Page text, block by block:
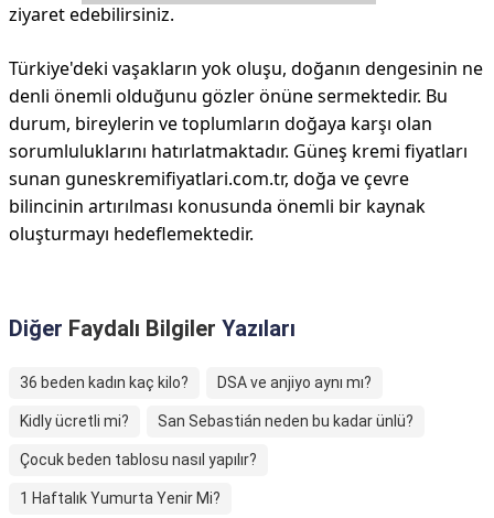
ziyaret edebilirsiniz.
Türkiye'deki vaşakların yok oluşu, doğanın dengesinin ne
denli önemli olduğunu gözler önüne sermektedir. Bu
durum, bireylerin ve toplumların doğaya karşı olan
sorumluluklarını hatırlatmaktadır. Güneş kremi fiyatları
sunan guneskremifiyatlari.com.tr, doğa ve çevre
bilincinin artırılması konusunda önemli bir kaynak
oluşturmayı hedeflemektedir.
Diğer Faydalı Bilgiler Yazıları
36 beden kadın kaç kilo? DSA ve anjiyo aynı mı?
Kidly ücretli mi? San Sebastián neden bu kadar ünlü?
Çocuk beden tablosu nasıl yapılır?
1 Haftalık Yumurta Yenir Mi?